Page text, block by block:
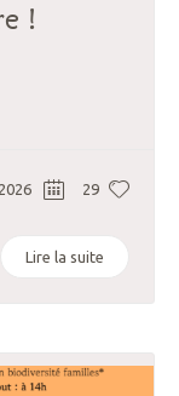
!
29
Lire la suite